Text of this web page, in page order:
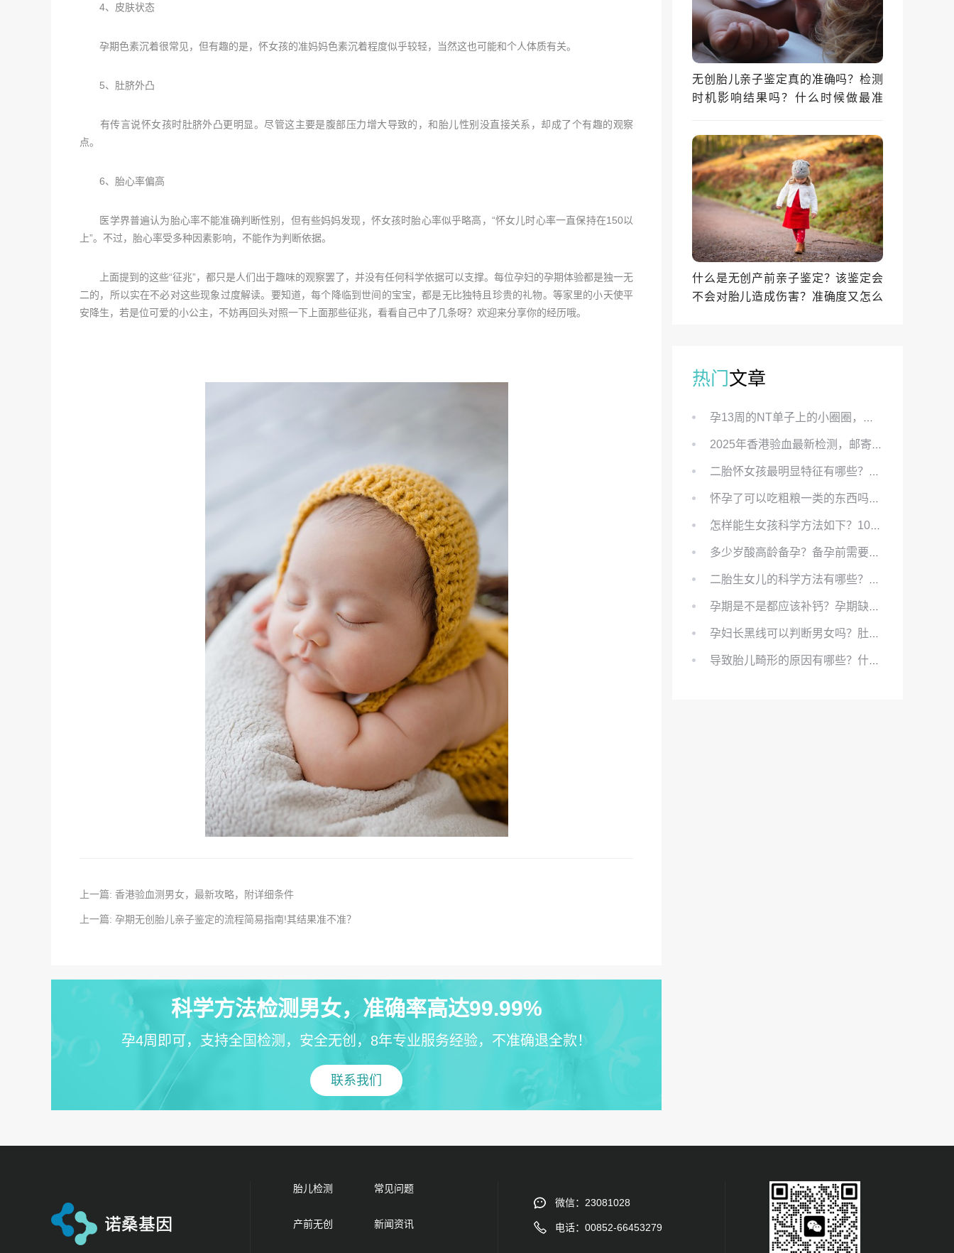
4、皮肤状态
孕期色素沉着很常见，但有趣的是，怀女孩的准妈妈色素沉着程度似乎较轻，当然这也可能和个人体质有关。
5、肚脐外凸
有传言说怀女孩时肚脐外凸更明显。尽管这主要是腹部压力增大导致的，和胎儿性别没直接关系，却成了个有趣的观察
点。
6、胎心率偏高
医学界普遍认为胎心率不能准确判断性别，但有些妈妈发现，怀女孩时胎心率似乎略高，“怀女儿时心率一直保持在150以
上”。不过，胎心率受多种因素影响，不能作为判断依据。
上面提到的这些“征兆”，都只是人们出于趣味的观察罢了，并没有任何科学依据可以支撑。每位孕妇的孕期体验都是独一无
二的，所以实在不必对这些现象过度解读。要知道，每个降临到世间的宝宝，都是无比独特且珍贵的礼物。等家里的小天使平
安降生，若是位可爱的小公主，不妨再回头对照一下上面那些征兆，看看自己中了几条呀？欢迎来分享你的经历哦。
上一篇: 香港验血测男女，最新攻略，附详细条件
上一篇: 孕期无创胎儿亲子鉴定的流程简易指南!其结果准不准？
科学方法检测男女，准确率高达99.99%
孕4周即可，支持全国检测，安全无创，8年专业服务经验，不准确退全款！
联系我们
无创胎儿亲子鉴定真的准确吗？检测
时机影响结果吗？什么时候做最准
什么是无创产前亲子鉴定？该鉴定会
不会对胎儿造成伤害？准确度又怎么
热门文章
胎儿检测 常见问题
产前无创 新闻资讯
微信：23081028
电话：00852-66453279